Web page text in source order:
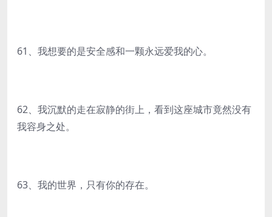
61、我想要的是安全感和一颗永远爱我的心。
62、我沉默的走在寂静的街上，看到这座城市竟然没有
我容身之处。
63、我的世界，只有你的存在。